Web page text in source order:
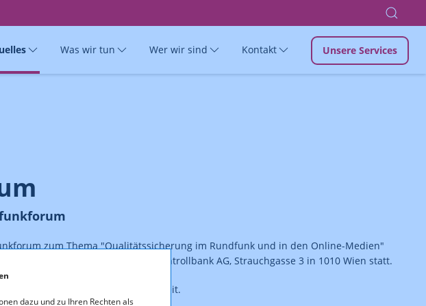
dazu und zu Ihren Rechten als
Was wir tun Wer wir sind Kontakt Unsere Services
zum Thema "Qualitätssicherung im Rundfunk und in den Online-Medien"
Reitersaal der Österreichischen Kontrollbank AG, Strauchgasse 3 in 1010 Wien statt.
nachfolgend zum Download bereit.